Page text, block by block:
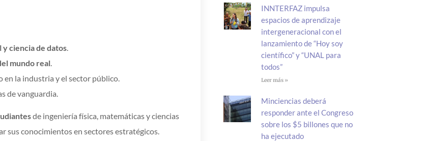
ciencia de datos
mundo real
la industria y el sector público.
de vanguardia.
de ingeniería física, matemáticas y ciencias
sus conocimientos en sectores estratégicos.
INNTERFAZ impulsa
espacios de aprendizaje
intergeneracional con el
lanzamiento de “Hoy soy
científico” y “UNAL para
todos”
Leer más »
Minciencias deberá
responder ante el Congreso
sobre los $5 billones que no
ha ejecutado